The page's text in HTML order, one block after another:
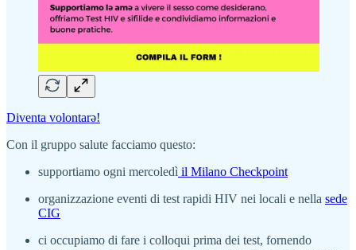
Diventa volontarə!
Con il gruppo salute facciamo questo:
supportiamo ogni mercoledì il Milano Checkpoint
organizzazione eventi di test rapidi HIV nei locali e nella sede
CIG
ci occupiamo di fare i colloqui prima dei test, fornendo